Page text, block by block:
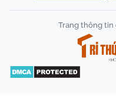
Trang thông tin